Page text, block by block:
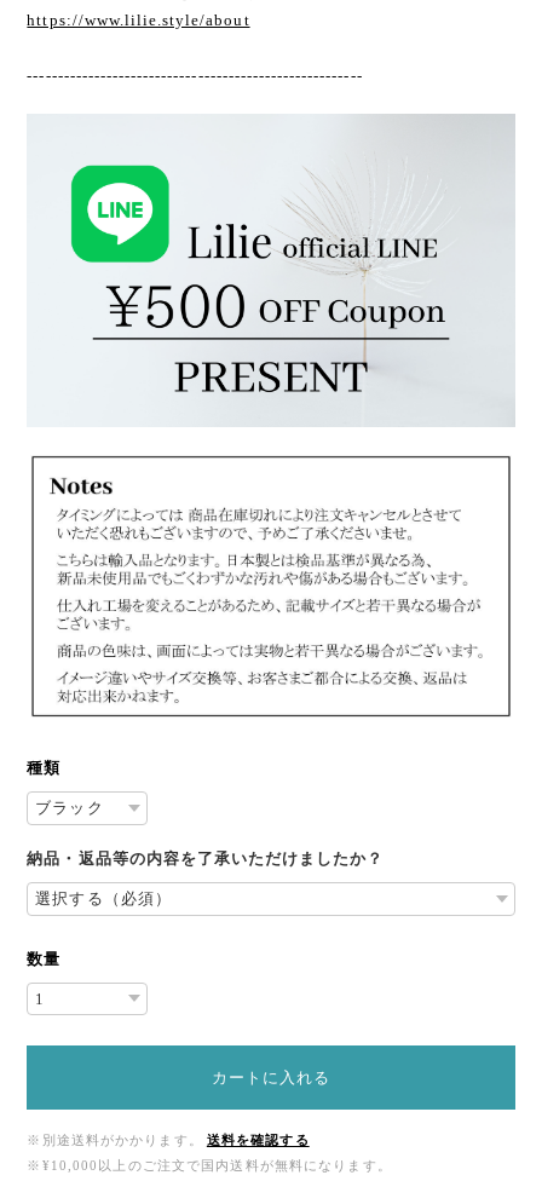
https://www.lilie.style/about
-------------------------------------------------------
種類
納品・返品等の内容を了承いただけましたか？
数量
カートに入れる
※別途送料がかかります。
送料を確認する
※¥10,000以上のご注文で国内送料が無料になります。